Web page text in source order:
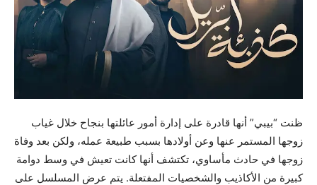
ظنت “بيبي” أنها قادرة على إدارة أمور عائلتها بنجاح خلال غياب
زوجها المستمر عنها وعن أولادها بسبب طبيعة عمله، ولكن بعد وفاة
زوجها في حادث مأساوي، تكتشف أنها كانت تعيش في وسط دوامة
كبيرة من الأكاذيب والشخصيات المفتعلة. يتم عرض المسلسل على